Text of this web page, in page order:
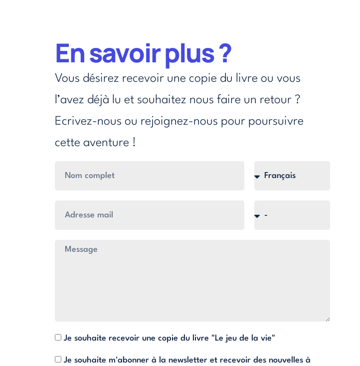
En savoir plus ?
Vous désirez recevoir une copie du livre ou vous
l’avez déjà lu et souhaitez nous faire un retour ?
Ecrivez-nous ou rejoignez-nous pour poursuivre
cette aventure !
Je souhaite recevoir une copie du livre "Le jeu de la vie"
Je souhaite m'abonner à la newsletter et recevoir des nouvelles à